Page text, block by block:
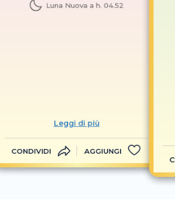
Luna Nuova a h. 04.52
Leggi di più
CONDIVIDI AGGIUNGI